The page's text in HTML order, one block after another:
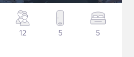
12 5 5